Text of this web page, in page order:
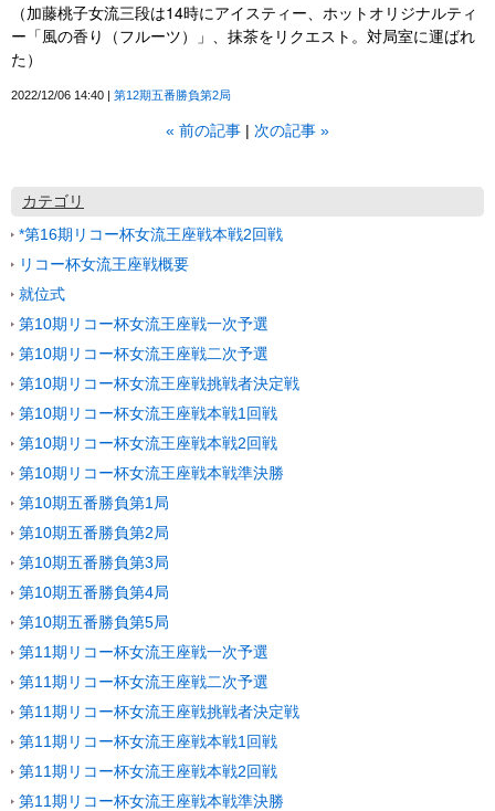
（加藤桃子女流三段は14時にアイスティー、ホットオリジナルティ
ー「風の香り（フルーツ）」、抹茶をリクエスト。対局室に運ばれ
た）
2022/12/06 14:40 第12期五番勝負第2局
« 前の記事 次の記事 »
カテゴリ
*第16期リコー杯女流王座戦本戦2回戦
リコー杯女流王座戦概要
就位式
第10期リコー杯女流王座戦一次予選
第10期リコー杯女流王座戦二次予選
第10期リコー杯女流王座戦挑戦者決定戦
第10期リコー杯女流王座戦本戦1回戦
第10期リコー杯女流王座戦本戦2回戦
第10期リコー杯女流王座戦本戦準決勝
第10期五番勝負第1局
第10期五番勝負第2局
第10期五番勝負第3局
第10期五番勝負第4局
第10期五番勝負第5局
第11期リコー杯女流王座戦一次予選
第11期リコー杯女流王座戦二次予選
第11期リコー杯女流王座戦挑戦者決定戦
第11期リコー杯女流王座戦本戦1回戦
第11期リコー杯女流王座戦本戦2回戦
第11期リコー杯女流王座戦本戦準決勝